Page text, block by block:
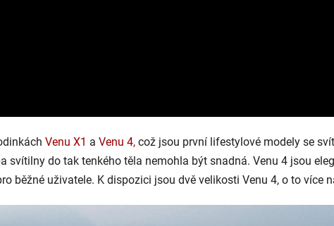
Venu X1 a Venu 4, což jsou první lifestylové modely se
svítilny do tak tenkého těla nemohla být snadná. Venu 4 jsou
běžné uživatele. K dispozici jsou dvě velikosti Venu 4, o to více